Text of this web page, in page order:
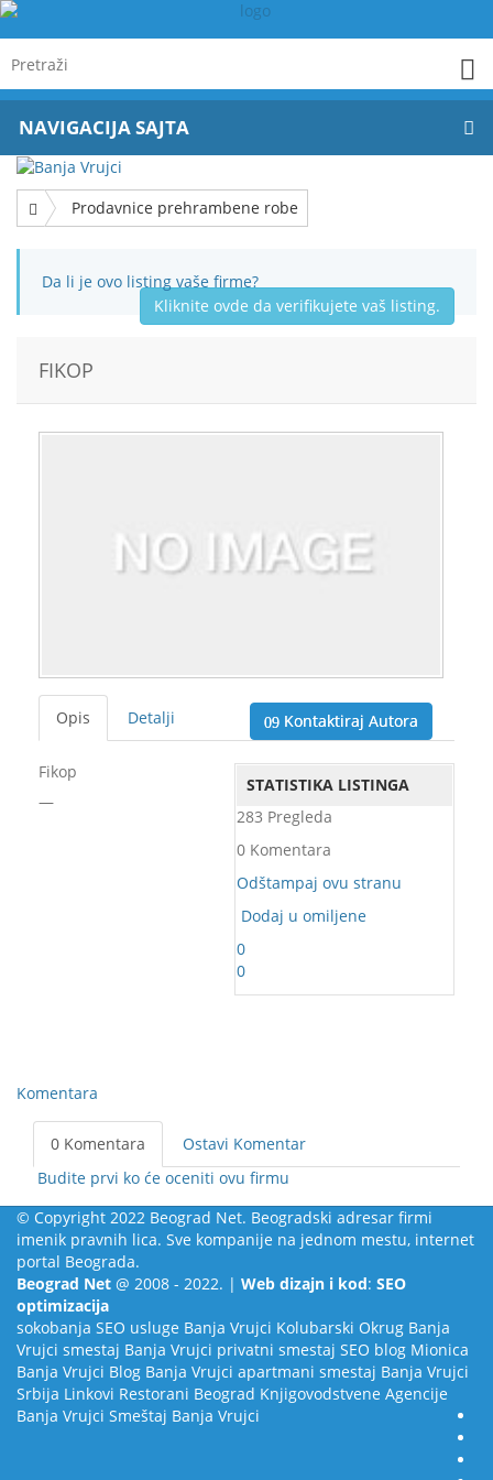
NAVIGACIJA SAJTA
Prodavnice prehrambene robe
Da li je ovo listing vaše firme?
Kliknite ovde da verifikujete vaš listing.
FIKOP
Kontaktiraj Autora
Opis Detalji
STATISTIKA LISTINGA
283 Pregleda
0 Komentara
Odštampaj ovu stranu
Dodaj u omiljene
0
0
Fikop
—
Komentara
0 Komentara
Ostavi Komentar
Budite prvi ko će oceniti ovu firmu
© Copyright 2022 Beograd Net. Beogradski adresar firmi
imenik pravnih lica. Sve kompanije na jednom mestu, internet
portal Beograda.
Beograd Net @ 2008 - 2022. | Web dizajn i kod: SEO
optimizacija
sokobanja SEO usluge Banja Vrujci Kolubarski Okrug Banja
Vrujci smestaj Banja Vrujci privatni smestaj SEO blog Mionica
Banja Vrujci Blog Banja Vrujci apartmani smestaj Banja Vrujci
Srbija Linkovi Restorani Beograd Knjigovodstvene Agencije
Banja Vrujci Smeštaj Banja Vrujci